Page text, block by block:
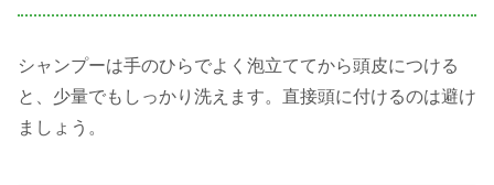
シャンプーは手のひらでよく泡立ててから頭皮につける
と、少量でもしっかり洗えます。直接頭に付けるのは避け
ましょう。